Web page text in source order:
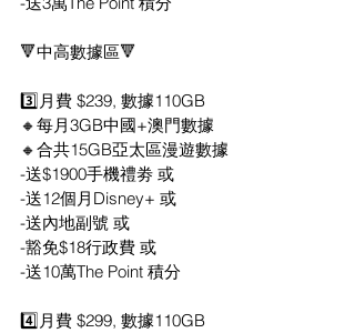
🔻中高數據區🔻
3️⃣月費 $239, 數據110GB
🔸每月3GB中國+澳門數據
🔸合共15GB亞太區漫遊數據
-送$1900手機禮劵 或
-送12個月Disney+ 或
-送內地副號 或
-豁免$18行政費 或
-送10萬The Point 積分
4️⃣月費 $299, 數據110GB